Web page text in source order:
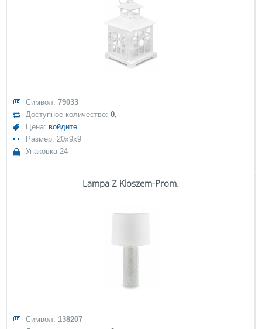
Символ:79033
Доступное количество:0,
Цена: войдите
Размер: 20x9x9
Упаковка 24
Lampa Z Kloszem-Prom.
Символ: 138207